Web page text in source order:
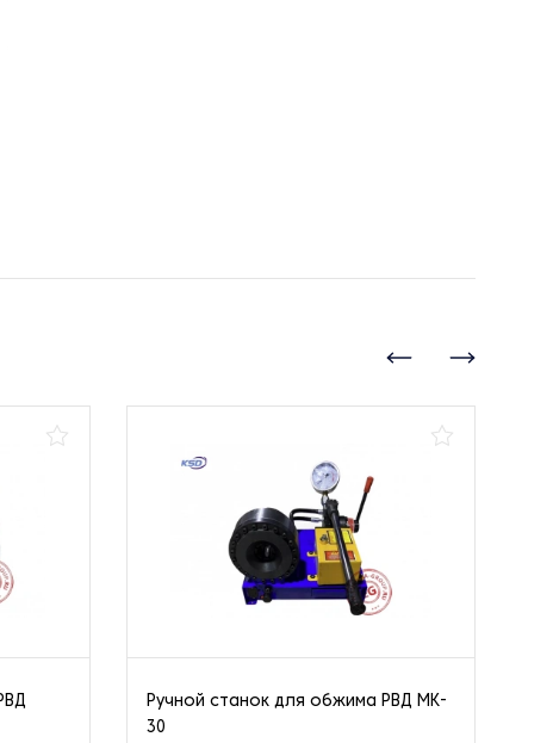
Ручной станок для обжима РВД MK-
30